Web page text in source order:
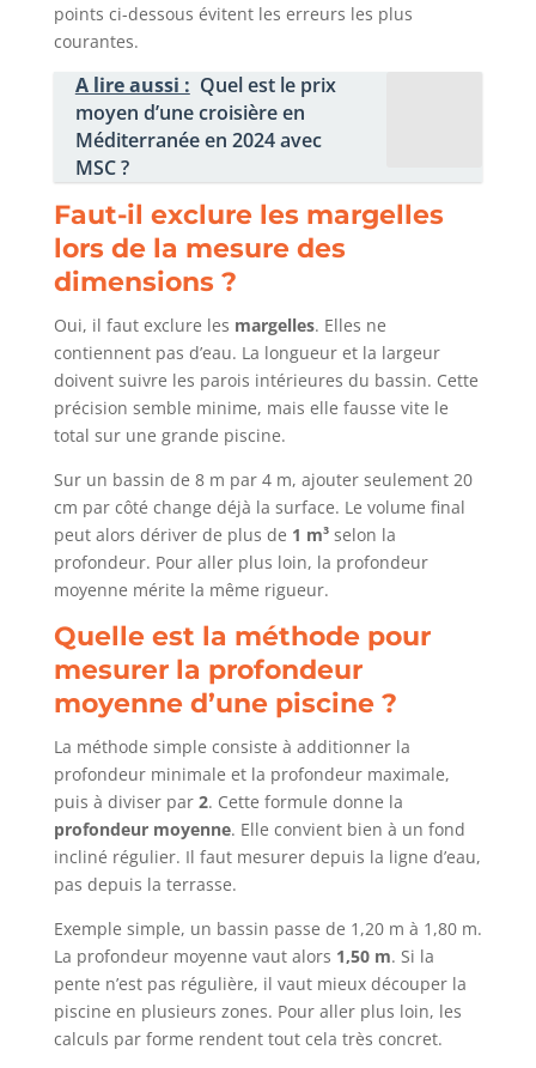
points ci-dessous évitent les erreurs les plus
courantes.
A lire aussi : Quel est le prix
moyen d’une croisière en
Méditerranée en 2024 avec
MSC ?
Faut-il exclure les margelles
lors de la mesure des
dimensions ?
Oui, il faut exclure les margelles. Elles ne
contiennent pas d’eau. La longueur et la largeur
doivent suivre les parois intérieures du bassin. Cette
précision semble minime, mais elle fausse vite le
total sur une grande piscine.
Sur un bassin de 8 m par 4 m, ajouter seulement 20
cm par côté change déjà la surface. Le volume final
peut alors dériver de plus de 1 m³selon la
profondeur. Pour aller plus loin, la profondeur
moyenne mérite la même rigueur.
Quelle est la méthode pour
mesurer la profondeur
moyenne d’une piscine ?
La méthode simple consiste à additionner la
profondeur minimale et la profondeur maximale,
puis à diviser par 2. Cette formule donne la
profondeur moyenne. Elle convient bien à un fond
incliné régulier. Il faut mesurer depuis la ligne d’eau,
pas depuis la terrasse.
Exemple simple, un bassin passe de 1,20 m à 1,80 m.
La profondeur moyenne vaut alors 1,50 m. Si la
pente n’est pas régulière, il vaut mieux découper la
piscine en plusieurs zones. Pour aller plus loin, les
calculs par forme rendent tout cela très concret.